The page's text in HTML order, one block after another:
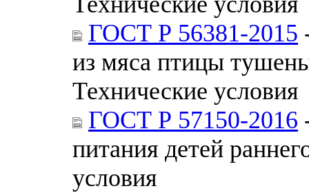
ГОСТ Р 56381-2015
из мяса птицы
Технические условия
ГОСТ Р 57150-2016
питания детей
условия